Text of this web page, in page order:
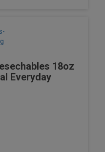
18oz
Everyday